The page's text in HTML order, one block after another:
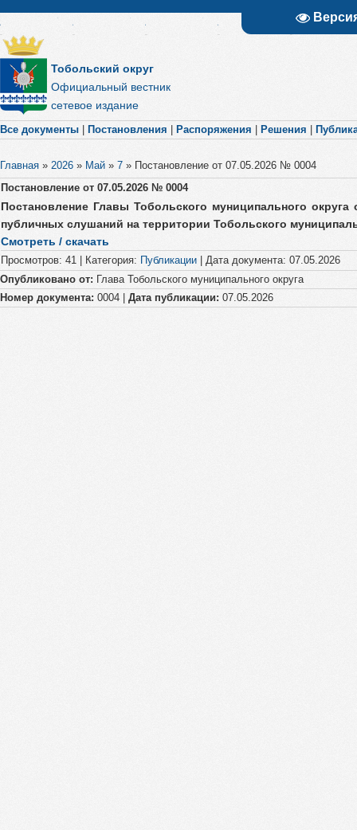
Тобольский округ
Официальный вестник
сетевое издание
Все документы Постановления Распоряжения Решения
Главная » 2026 » Май » 7 » Постановление от 07.05.2026 № 0004
Постановление от 07.05.2026 № 0004
Постановление Главы Тобольского муниципального
публичных слушаний на территории Тобольского
Смотреть / скачать
Просмотров: 41 Категория: Публикации Дата документа: 07.05.2026
Опубликовано от: Глава Тобольского муниципального округа
Номер документа: 0004 | Дата публикации: 07.05.2026